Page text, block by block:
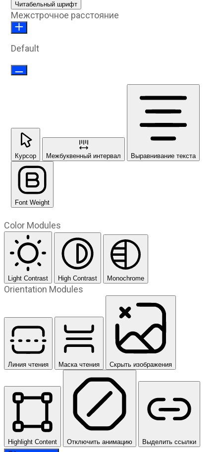
Читабельный шрифт
Межстрочное расстояние
Default
Курсор Межбуквенный интервал Выравнивание текста
Font Weight
Color Modules
Light Contrast High Contrast Monochrome
Orientation Modules
Линия чтения Маска чтения Скрыть изображения
Highlight Content Отключить анимацию
Выделить ссылки